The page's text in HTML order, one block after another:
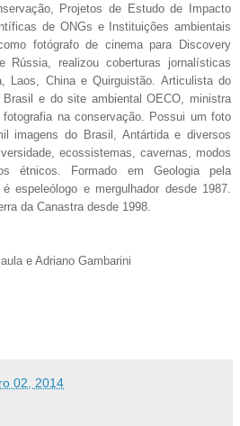
Projetos de Estudo de Impacto
de ONGs e Instituições ambientais
fotógrafo de cinema para Discovery
Rússia, realizou coberturas jornalísticas
Laos, China e Quirguistão. Articulista do
Brasil e do site ambiental OECO, ministra
na conservação. Possui um foto
imagens do Brasil, Antártida e diversos
ecossistemas, cavernas, modos
étnicos. Formado em Geologia pela
espeleólogo e mergulhador desde 1987.
da Canastra desde 1998.
e Adriano Gambarini
02, 2014